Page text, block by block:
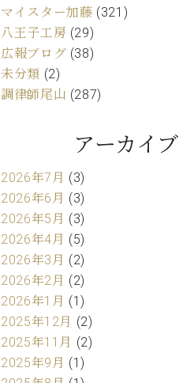
マイスター加藤 (321)
八王子工房 (29)
広報ブログ (38)
未分類 (2)
調律師尾山 (287)
アーカイブ
2026年7月 (3)
2026年6月 (3)
2026年5月 (3)
2026年4月 (5)
2026年3月 (2)
2026年2月 (2)
2026年1月 (1)
2025年12月 (2)
2025年11月 (2)
2025年9月 (1)